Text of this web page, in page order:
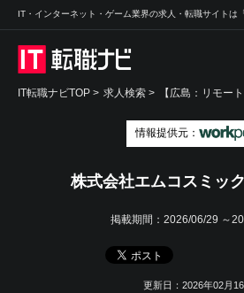
IT・インターネット・ゲーム業界の求人・転職サイトは
IT転職ナビTOP > 求人検索 > 【広島：リモー
情報提供元：
株式会社エムコスミック
掲載期間： 2026/06/29 ～
更新日：2026年02月16